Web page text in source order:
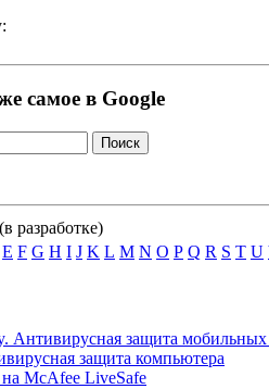
самое в Google
разработке)
E F G H I J K L M N O P Q R S T U
Антивирусная защита мобильных
защита компьютера
McAfee LiveSafe